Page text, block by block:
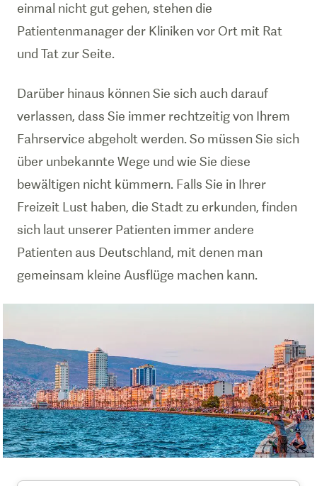
einmal nicht gut gehen, stehen die
Patientenmanager der Kliniken vor Ort mit Rat
und Tat zur Seite.
Darüber hinaus können Sie sich auch darauf
verlassen, dass Sie immer rechtzeitig von Ihrem
Fahrservice abgeholt werden. So müssen Sie sich
über unbekannte Wege und wie Sie diese
bewältigen nicht kümmern. Falls Sie in Ihrer
Freizeit Lust haben, die Stadt zu erkunden, finden
sich laut unserer Patienten immer andere
Patienten aus Deutschland, mit denen man
gemeinsam kleine Ausflüge machen kann.